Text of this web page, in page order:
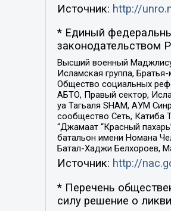
Источник: http://
* Единый
законодательством
Высший военный
Исламская группа,
Общество социальных
АБТО, Правый сектор,
уа Тагьаля SHAM, АУМ
сообщество Сеть, Катиба
“Джамаат “Красный
батальон имени Номана
Батал-Хаджи Белхороев,
Источник: http://
* Перечень
силу решение о